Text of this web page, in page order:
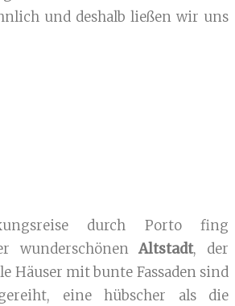
und deshalb ließen wir uns
durch Porto fing
wunderschönenAltstadt, der
Häuser mit bunte Fassaden sind
eine hübscher als die